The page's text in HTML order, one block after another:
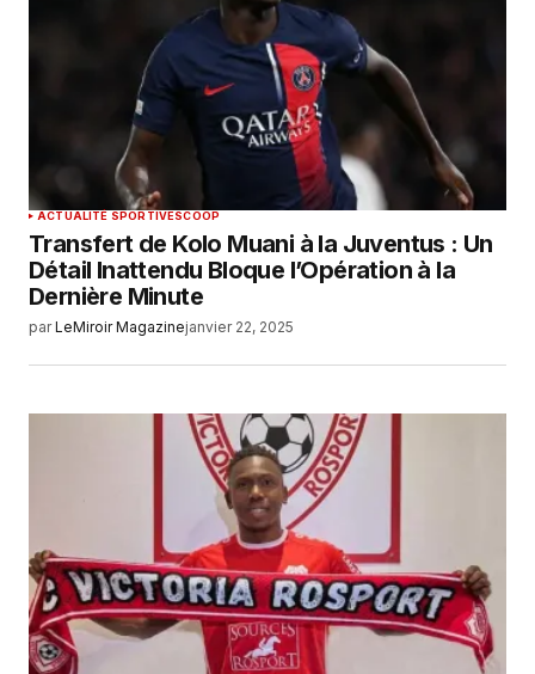
ACTUALITÉ SPORTIVESCOOP
Transfert de Kolo Muani à la Juventus : Un
Détail Inattendu Bloque l’Opération à la
Dernière Minute
par LeMiroir Magazinejanvier 22, 2025